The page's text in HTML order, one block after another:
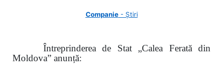
Companie- Știri
Întreprinderea de Stat „Calea Ferată din
Moldova” anunță: